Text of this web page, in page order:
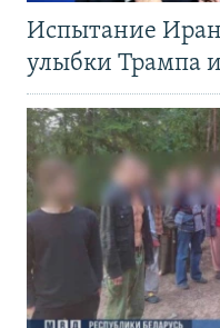
Испытание
улыбки Трампа